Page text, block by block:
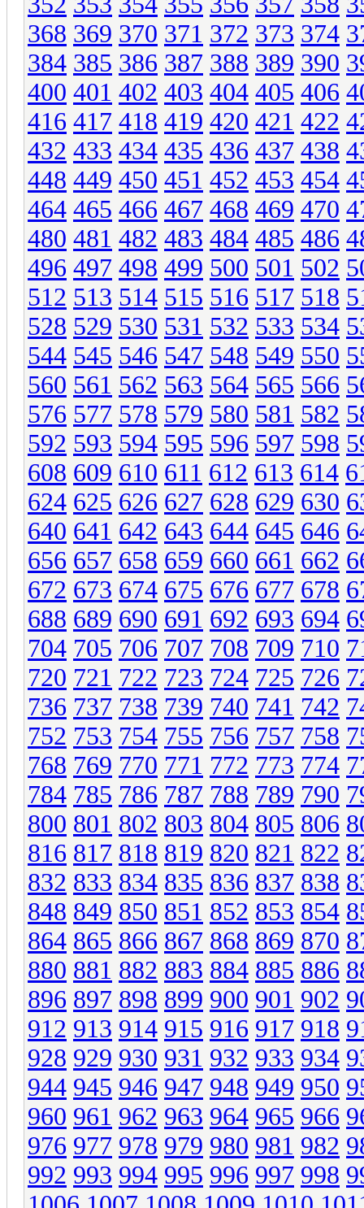
368 369 370 371 372 373 374
384 385 386 387 388 389 390
400 401 402 403 404 405 406
416 417 418 419 420 421 422
432 433 434 435 436 437 438
448 449 450 451 452 453 454
464 465 466 467 468 469 470
480 481 482 483 484 485 486
496 497 498 499 500 501 502
512 513 514 515 516 517 518
528 529 530 531 532 533 534
544 545 546 547 548 549 550
560 561 562 563 564 565 566
576 577 578 579 580 581 582
592 593 594 595 596 597 598
608 609 610 611 612 613 614
624 625 626 627 628 629 630
640 641 642 643 644 645 646
656 657 658 659 660 661 662
672 673 674 675 676 677 678
688 689 690 691 692 693 694
704 705 706 707 708 709 710
720 721 722 723 724 725 726
736 737 738 739 740 741 742
752 753 754 755 756 757 758
768 769 770 771 772 773 774
784 785 786 787 788 789 790
800 801 802 803 804 805 806
816 817 818 819 820 821 822
832 833 834 835 836 837 838
848 849 850 851 852 853 854
864 865 866 867 868 869 870
880 881 882 883 884 885 886
896 897 898 899 900 901 902
912 913 914 915 916 917 918
928 929 930 931 932 933 934
944 945 946 947 948 949 950
960 961 962 963 964 965 966
976 977 978 979 980 981 982
992 993 994 995 996 997 998